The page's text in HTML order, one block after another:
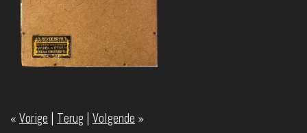
« Vorige Terug Volgende »